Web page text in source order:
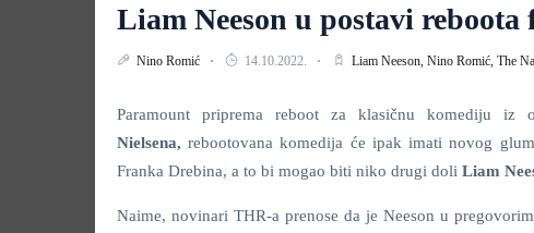
Liam Neeson u postavi
Nino Romić 14.10.2022. Liam Neeson, Nino Romić, The
Paramount priprema reboot za klasičnu komediju iz
Nielsena,rebootovana komedija će ipak imati novog
Franka Drebina, a to bi mogao biti niko drugi doli Liam
Naime, novinari THR-a prenose da je Neeson u